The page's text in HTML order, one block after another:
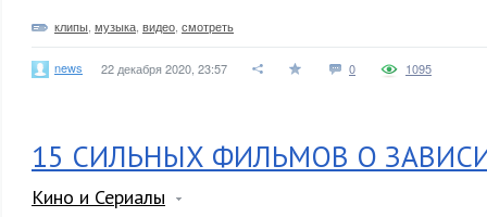
клипы музыка видео смотреть
news 22 декабря 2020, 23:57 0 1095
15 СИЛЬНЫХ ФИЛЬМОВ О
Кино и Сериалы